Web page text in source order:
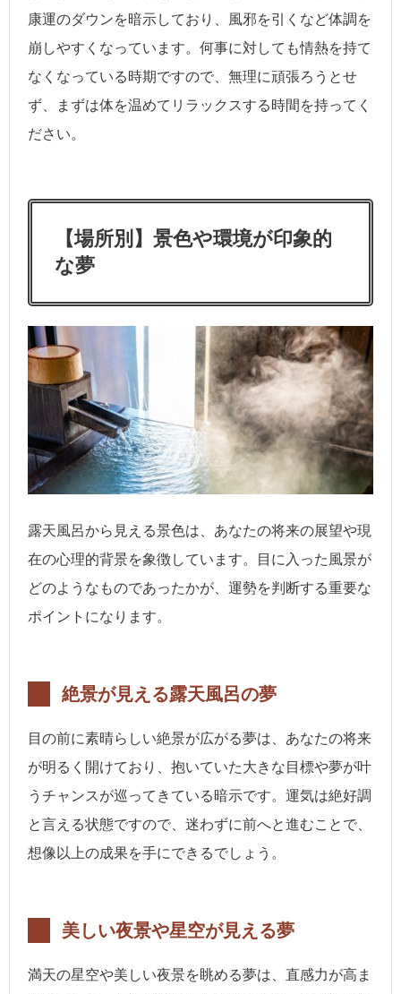
康運のダウンを暗示しており、風邪を引くなど体調を
崩しやすくなっています。何事に対しても情熱を持て
なくなっている時期ですので、無理に頑張ろうとせ
ず、まずは体を温めてリラックスする時間を持ってく
ださい。
【場所別】景色や環境が印象的
な夢
露天風呂から見える景色は、あなたの将来の展望や現
在の心理的背景を象徴しています。目に入った風景が
どのようなものであったかが、運勢を判断する重要な
ポイントになります。
絶景が見える露天風呂の夢
目の前に素晴らしい絶景が広がる夢は、あなたの将来
が明るく開けており、抱いていた大きな目標や夢が叶
うチャンスが巡ってきている暗示です。運気は絶好調
と言える状態ですので、迷わずに前へと進むことで、
想像以上の成果を手にできるでしょう。
美しい夜景や星空が見える夢
満天の星空や美しい夜景を眺める夢は、直感力が高ま